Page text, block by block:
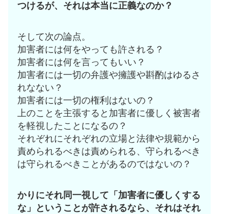
つけるが、それは本当に正義なのか？
そして次の論点。
加害者には何をやっても許される？
加害者には何を言ってもいい？
加害者には一切の弁護や擁護や斟酌はゆるさ
れなない？
加害者には一切の権利はないの？
上のことを主張すると加害者に優しく被害者
を軽視したことになるの？
それぞれにそれぞれの立場と法律や規範から
責められるべきは責められる、守られるべき
は守られるべきことがあるのではないの？
かりにそれ同一視して「加害者に優しくする
な」ということが許されるなら、それはそれ